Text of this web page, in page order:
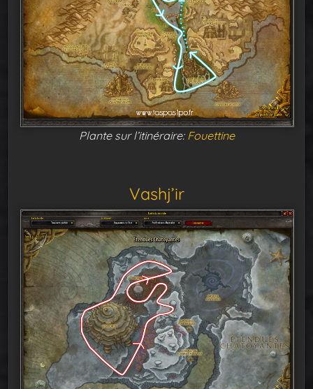
Plante sur l’itinéraire: Fouettine
Vashj’ir